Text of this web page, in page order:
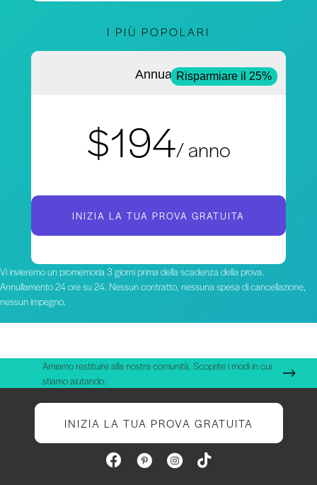
I PIÙ POPOLARI
AnnualeRisparmiare il 25%
$194/ anno
INIZIA LA TUA PROVA GRATUITA
Vi invieremo un promemoria 3 giorni prima della scadenza della prova.
Annullamento 24 ore su 24. Nessun contratto, nessuna spesa di cancellazione,
nessun impegno.
Amiamo restituire alla nostra comunità. Scoprite i modi in cui
stiamo aiutando.
INIZIA LA TUA PROVA GRATUITA